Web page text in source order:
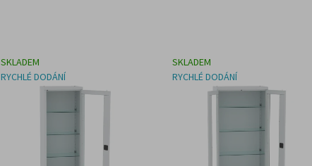
SKLADEM
RYCHLÉ DODÁNÍ
SKLADEM
RYCHLÉ DODÁNÍ